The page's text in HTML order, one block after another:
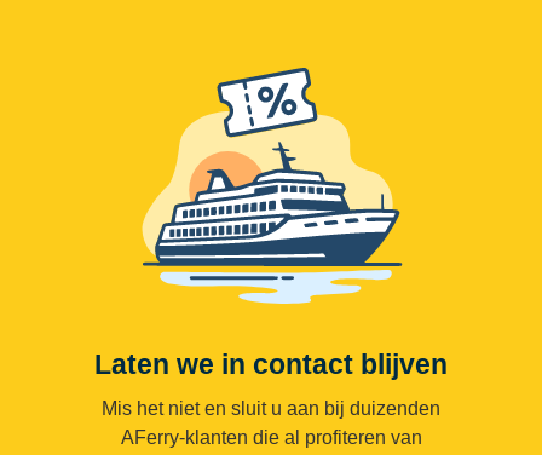
Laten we in contact blijven
Mis het niet en sluit u aan bij duizenden
AFerry-klanten die al profiteren van